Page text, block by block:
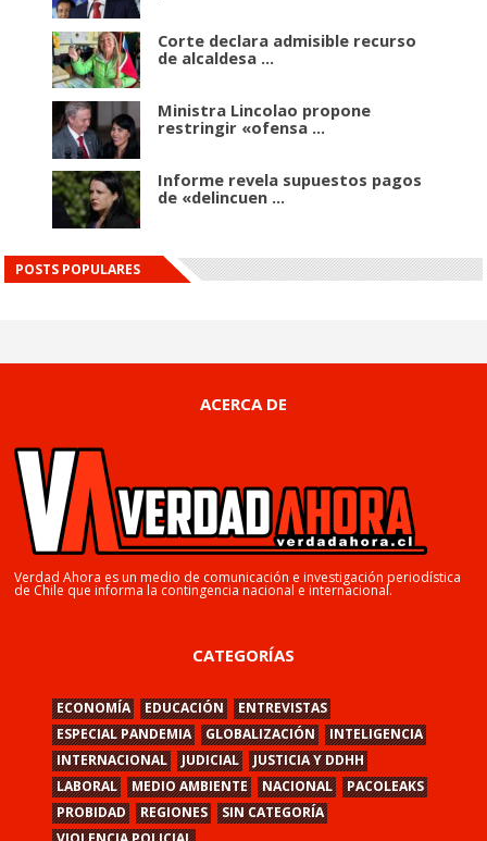
Corte declara admisible recurso
de alcaldesa ...
Ministra Lincolao propone
restringir «ofensa ...
Informe revela supuestos pagos
de «delincuen ...
POSTS POPULARES
ACERCA DE
Verdad Ahora es un medio de comunicación e investigación periodística
de Chile que informa la contingencia nacional e internacional.
CATEGORÍAS
ECONOMÍA EDUCACIÓN
ENTREVISTAS
ESPECIAL PANDEMIA
GLOBALIZACIÓN
INTELIGENCIA
INTERNACIONAL
JUDICIAL
JUSTICIA Y DDHH
LABORAL
MEDIO AMBIENTE NACIONAL
PACOLEAKS
PROBIDAD
REGIONES
SIN CATEGORÍA